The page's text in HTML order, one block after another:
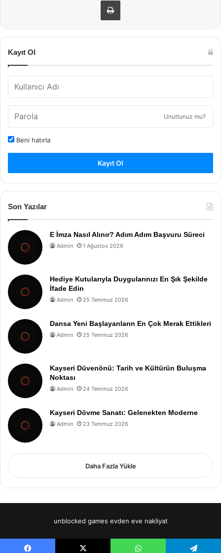
Kayıt Ol
Unuttunuz mu?
Beni hatırla
Kayıt Ol
Son Yazılar
E İmza Nasıl Alınır? Adım Adım Başvuru Süreci
Admin 1 Ağustos 2026
Hediye Kutularıyla Duygularınızı En Şık Şekilde
İfade Edin
Admin 25 Temmuz 2026
Dansa Yeni Başlayanların En Çok Merak Ettikleri
Admin 25 Temmuz 2026
Kayseri Düvenönü: Tarih ve Kültürün Buluşma
Noktası
Admin 24 Temmuz 2026
Kayseri Dövme Sanatı: Gelenekten Moderne
Admin 23 Temmuz 2026
Daha Fazla Yükle
unblocked games evden eve nakliyat